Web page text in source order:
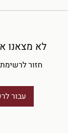
לא מצאנו
חזור
עבור